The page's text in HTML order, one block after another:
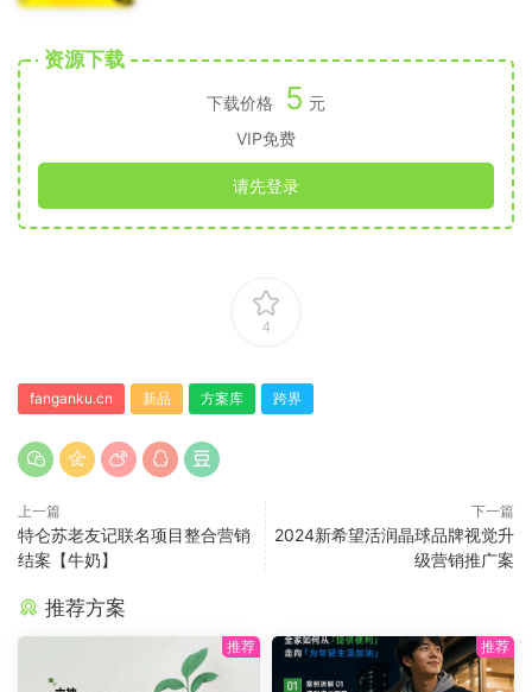
资源下载
下载价格 5 元
VIP免费
请先登录
4
fanganku.cn 新品 方案库 跨界
上一篇
特仑苏老友记联名项目整合营销
结案【牛奶】
下一篇
2024新希望活润晶球品牌视觉升
级营销推广案
推荐方案